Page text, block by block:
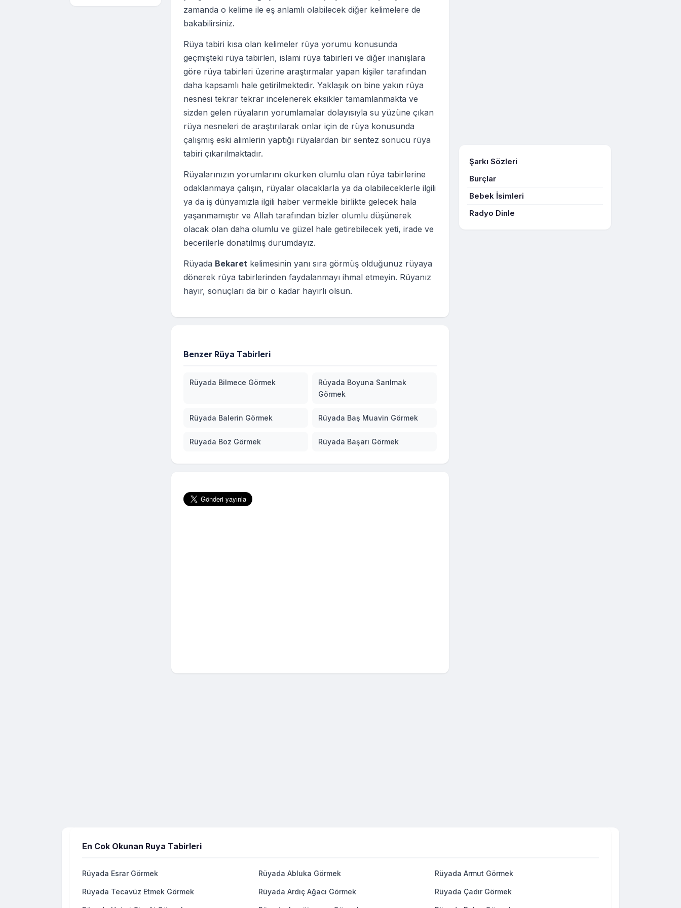
zamanda o kelime ile eş anlamlı olabilecek diğer kelimelere de
bakabilirsiniz.
Rüya tabiri kısa olan kelimeler rüya yorumu konusunda
geçmişteki rüya tabirleri, islami rüya tabirleri ve diğer inanışlara
göre rüya tabirleri üzerine araştırmalar yapan kişiler tarafından
daha kapsamlı hale getirilmektedir. Yaklaşık on bine yakın rüya
nesnesi tekrar tekrar incelenerek eksikler tamamlanmakta ve
sizden gelen rüyaların yorumlamalar dolayısıyla su yüzüne çıkan
rüya nesneleri de araştırılarak onlar için de rüya konusunda
çalışmış eski alimlerin yaptığı rüyalardan bir sentez sonucu rüya
tabiri çıkarılmaktadır.
Rüyalarınızın yorumlarını okurken olumlu olan rüya tabirlerine
odaklanmaya çalışın, rüyalar olacaklarla ya da olabileceklerle ilgili
ya da iş dünyamızla ilgili haber vermekle birlikte gelecek hala
yaşanmamıştır ve Allah tarafından bizler olumlu düşünerek
olacak olan daha olumlu ve güzel hale getirebilecek yeti, irade ve
becerilerle donatılmış durumdayız.
Rüyada Bekaret kelimesinin yanı sıra görmüş olduğunuz rüyaya
dönerek rüya tabirlerinden faydalanmayı ihmal etmeyin. Rüyanız
hayır, sonuçları da bir o kadar hayırlı olsun.
Benzer Rüya Tabirleri
Rüyada Bilmece Görmek
Rüyada Boyuna Sarılmak
Görmek
Rüyada Balerin Görmek Rüyada Baş Muavin Görmek
Rüyada Boz Görmek Rüyada Başarı Görmek
Şarkı Sözleri
Burçlar
Bebek İsimleri
Radyo Dinle
En Cok Okunan Ruya Tabirleri
Rüyada Esrar Görmek Rüyada Abluka Görmek Rüyada Armut Görmek
Rüyada Tecavüz Etmek Görmek Rüyada Ardıç Ağacı Görmek Rüyada Çadır Görmek